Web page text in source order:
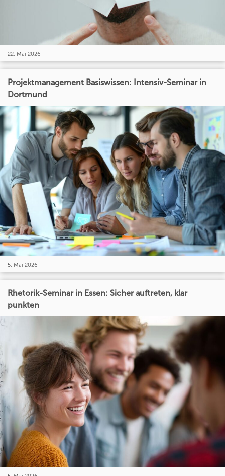
22. Mai 2026
Projektmanagement Basiswissen: Intensiv-Seminar in
Dortmund
5. Mai 2026
Rhetorik-Seminar in Essen: Sicher auftreten, klar
punkten